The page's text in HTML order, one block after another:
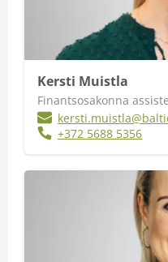
Kersti Muistla
Finantsosakonna
+372 5688 5356